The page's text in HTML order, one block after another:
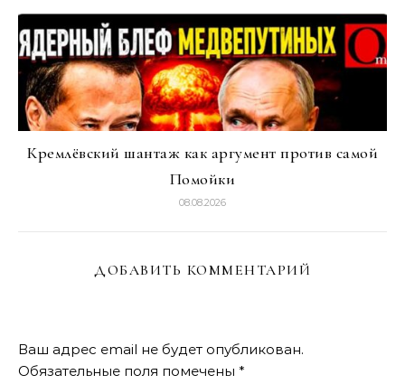
Кремлёвский шантаж как аргумент против самой
Помойки
08.08.2026
ДОБАВИТЬ КОММЕНТАРИЙ
Ваш адрес email не будет опубликован.
Обязательные поля помечены *